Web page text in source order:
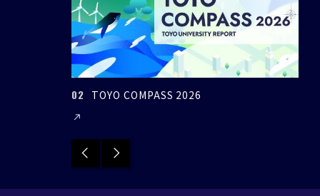
02 TOYO COMPASS 2026
Previous
Next